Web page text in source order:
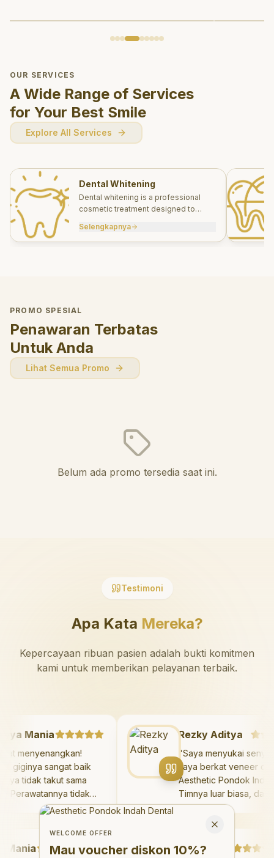
OUR SERVICES
A Wide Range of Services
for Your Best Smile
Explore All Services
Dental Whitening
Dental whitening is a professional
cosmetic treatment designed to
effectively.
Selengkapnya
PROMO SPESIAL
Penawaran Terbatas
Untuk Anda
Lihat Semua Promo
Belum ada promo tersedia saat ini.
Testimoni
Apa Kata Mereka?
Kepercayaan ribuan pasien adalah bukti komitmen
kami untuk memberikan pelayanan terbaik.
Mania
Sangat menyenangkan!
giginya sangat baik
saya tidak takut sama
Perawatannya tidak
dan saya bisa bermain
suka pergi ke dokter
sekarang!"
Rezky Aditya
"Saya menyukai
saya berkat veneer
Aesthetic Pondok
Timnya luar biasa,
hasilnya melebihi
saya. Saya
hari.
Welcome Offer
Mau voucher diskon <strong>10%</strong>?
WELCOME OFFER
Mau voucher diskon 10%?
Close